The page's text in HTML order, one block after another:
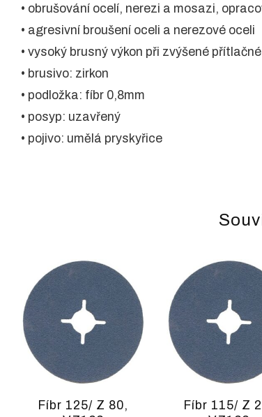
• obrušování ocelí, nerezi a mosazi,
• agresivní broušení oceli a nerezové oceli
• vysoký brusný výkon při zvýšené
• brusivo: zirkon
• podložka: fíbr 0,8mm
• posyp: uzavřený
• pojivo: umělá pryskyřice
Fíbr 125/ Z 80,
Fíbr 115/ Z